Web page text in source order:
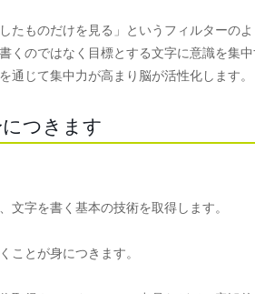
たものだけを見る」というフィルターの
くのではなく目標とする文字に意識を集
通じて集中力が高まり脳が活性化します。
つきます
文字を書く基本の技術を取得します。
ことが身につきます。